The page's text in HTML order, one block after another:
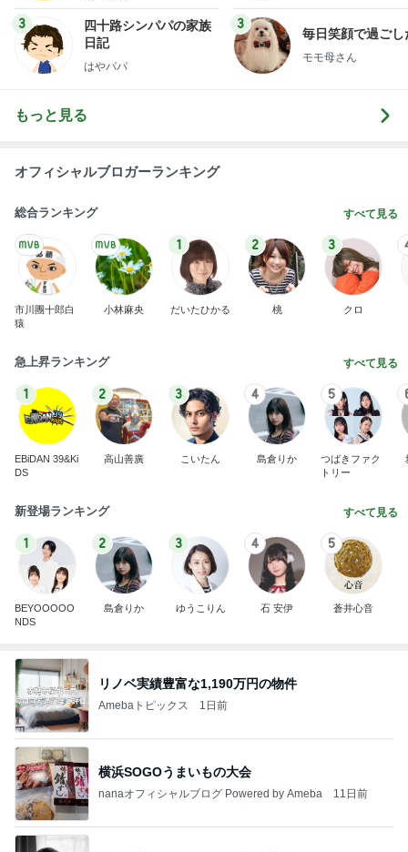
3
四十路シンパパの家族
日記
はやパパ
3
毎日笑顔で過ごし
モモ母さん
もっと見る
オフィシャルブロガーランキング
総合ランキング すべて見る
市川團十郎白
猿
小林麻央
1
だいたひかる
2
桃
3
クロ
急上昇ランキング すべて見る
1
EBiDAN 39&Ki
DS
2
高山善廣
3
こいたん
4
島倉りか
5
つばきファク
トリー
新登場ランキング すべて見る
1
BEYOOOOO
NDS
2
島倉りか
3
ゆうこりん
4
石 安伊
5
蒼井心音
リノベ実績豊富な1,190万円の物件
Amebaトピックス 1日前
横浜SOGOうまいもの大会
nanaオフィシャルブログ Powered by Ameba 11日前